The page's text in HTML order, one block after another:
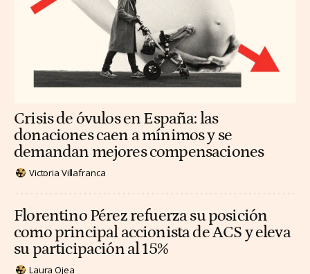
Crisis de óvulos en España: las
donaciones caen a mínimos y se
demandan mejores compensaciones
Victoria Villafranca
Florentino Pérez refuerza su posición
como principal accionista de ACS y eleva
su participación al 15%
Laura Ojea